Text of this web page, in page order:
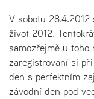
V sobotu
život 2012.
samozřejmě u
zaregistrovaní si
den s perfektním
závodní den pod